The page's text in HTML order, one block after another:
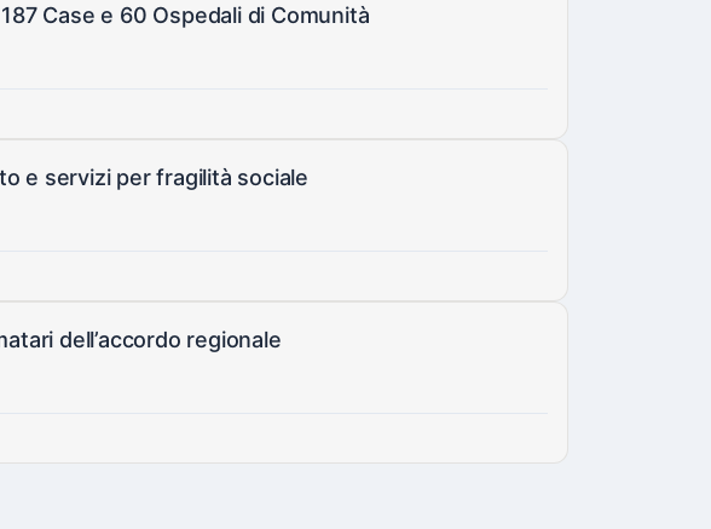
Case e 60 Ospedali di Comunità
e servizi per fragilità sociale
dell’accordo regionale